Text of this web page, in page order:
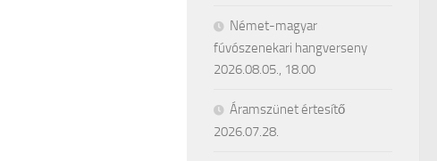
Német-magyar
fúvószenekari hangverseny
2026.08.05., 18.00
Áramszünet értesítő
2026.07.28.